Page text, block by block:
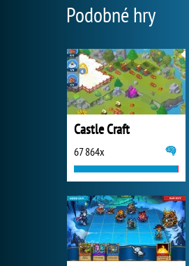
Podobné hry
Castle Craft
67 864x